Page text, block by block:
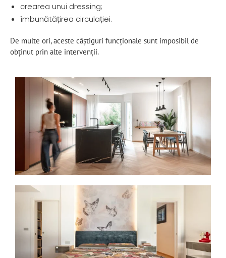
crearea unui dressing;
îmbunătățirea circulației.
De multe ori, aceste câștiguri funcționale sunt imposibil de
obținut prin alte intervenții.